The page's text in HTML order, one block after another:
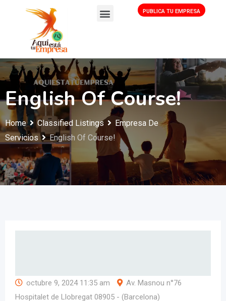
PUBLICA TU EMPRESA
English Of Course!
Home Classified Listings
Empresa De
Servicios
English Of Course!
octubre 9, 2024 11:35 am
Av. Masnou n°76
Hospitalet de Llobregat 08905 - (Barcelona)